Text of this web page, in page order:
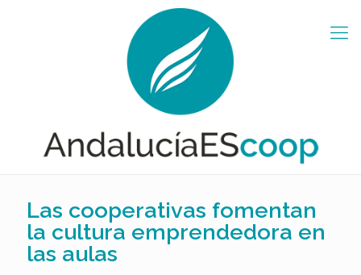
Las cooperativas fomentan
la cultura emprendedora en
las aulas